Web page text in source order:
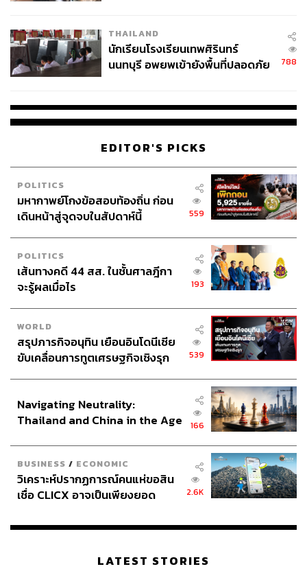
จ่ายหนี้-แอบระบุแบรนด์
THAILAND
นักเรียนโรงเรียนเทพศิรินทร์
นนทบุรี อพยพเข้ายังพื้นที่ปลอดภัย
788
EDITOR'S PICKS
POLITICS
มหากาพย์โกงข้อสอบท้องถิ่น ก่อน
เดินหน้าสู่จุดจบในสัปดาห์นี้
559
POLITICS
เส้นทางคดี 44 สส. ในชั้นศาลฎีกา
จะรู้ผลเมื่อไร
193
WORLD
สรุปภารกิจอนุทิน เยือนอินโดนีเซีย
ขับเคลื่อนการทูตเศรษฐกิจเชิงรุก
539
Navigating Neutrality:
Thailand and China in the Age
166
BUSINESS / ECONOMIC
วิเคราะห์ปรากฏการณ์คนแห่ขอสิน
เชื่อ CLICX อาจเป็นเพียงยอด
เรือนไทยที่ถูกซุกไว้
2.6K
LATEST STORIES